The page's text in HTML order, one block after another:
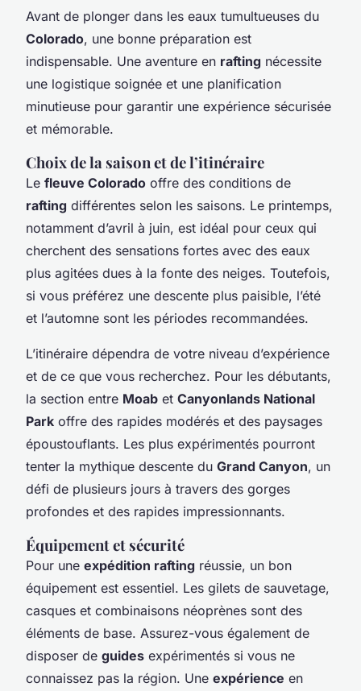
Avant de plonger dans les eaux tumultueuses du
Colorado, une bonne préparation est
indispensable. Une aventure en rafting nécessite
une logistique soignée et une planification
minutieuse pour garantir une expérience sécurisée
et mémorable.
Choix de la saison et de l’itinéraire
Le fleuve Colorado offre des conditions de
rafting différentes selon les saisons. Le printemps,
notamment d’avril à juin, est idéal pour ceux qui
cherchent des sensations fortes avec des eaux
plus agitées dues à la fonte des neiges. Toutefois,
si vous préférez une descente plus paisible, l’été
et l’automne sont les périodes recommandées.
L’itinéraire dépendra de votre niveau d’expérience
et de ce que vous recherchez. Pour les débutants,
la section entre Moab et Canyonlands National
Park offre des rapides modérés et des paysages
époustouflants. Les plus expérimentés pourront
tenter la mythique descente du Grand Canyon, un
défi de plusieurs jours à travers des gorges
profondes et des rapides impressionnants.
Équipement et sécurité
Pour une expédition rafting réussie, un bon
équipement est essentiel. Les gilets de sauvetage,
casques et combinaisons néoprènes sont des
éléments de base. Assurez-vous également de
disposer de guides expérimentés si vous ne
connaissez pas la région. Une expérience en